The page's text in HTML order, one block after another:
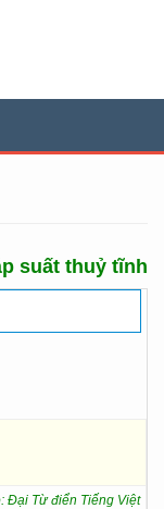
suất thuỷ tĩnh
Đại Từ điển Tiếng Việt